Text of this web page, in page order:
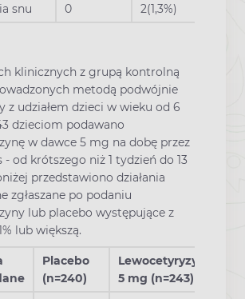
snu
0 2(1,3%)
klinicznych z grupą kontrolną
metodą podwójnie
z udziałem dzieci w wieku od 6
dzieciom podawano
w dawce 5 mg na dobę przez
- od krótszego niż 1 tydzień do 13
przedstawiono działania
zgłaszane po podaniu
lub placebo występujące z
lub większą.
Placebo
(n=240)
Lewocetyryzyna
5 mg (n=243)